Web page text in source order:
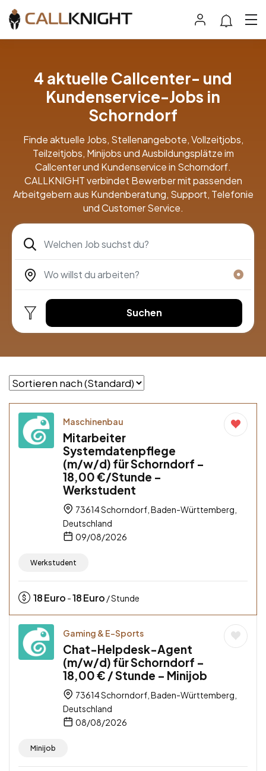
4 aktuelle Callcenter- und
Kundenservice-Jobs in
Schorndorf
Finde aktuelle Jobs, Stellenangebote, Vollzeitjobs,
Teilzeitjobs, Minijobs und Ausbildungsplätze im
Callcenter und Kundenservice in Schorndorf.
CALLKNIGHT verbindet Bewerber mit passenden
Arbeitgebern aus Kundenberatung, Support, Telefonie
und Customer Service.
Suchen
Maschinenbau
Mitarbeiter
Systemdatenpflege
(m/w/d) für Schorndorf –
18,00 €/Stunde –
Werkstudent
73614 Schorndorf, Baden-Württemberg,
Deutschland
09/08/2026
Werkstudent
18Euro -18Euro / Stunde
Gaming & E-Sports
Chat-Helpdesk-Agent
(m/w/d) für Schorndorf –
18,00 € / Stunde – Minijob
73614 Schorndorf, Baden-Württemberg,
Deutschland
08/08/2026
Minijob